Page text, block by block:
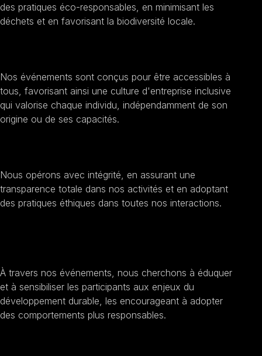
des pratiques éco-responsables, en minimisant les
déchets et en favorisant la biodiversité locale.
Nos événements sont conçus pour être accessibles à
tous, favorisant ainsi une culture d'entreprise inclusive
qui valorise chaque individu, indépendamment de son
origine ou de ses capacités.
Nous opérons avec intégrité, en assurant une
transparence totale dans nos activités et en adoptant
des pratiques éthiques dans toutes nos interactions.
À travers nos événements, nous cherchons à éduquer
et à sensibiliser les participants aux enjeux du
développement durable, les encourageant à adopter
des comportements plus responsables.